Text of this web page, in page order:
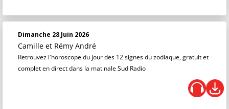
Dimanche 28 Juin 2026
Camille et Rémy André
Retrouvez l'horoscope du jour des 12 signes du zodiaque, gratuit et
complet en direct dans la matinale Sud Radio